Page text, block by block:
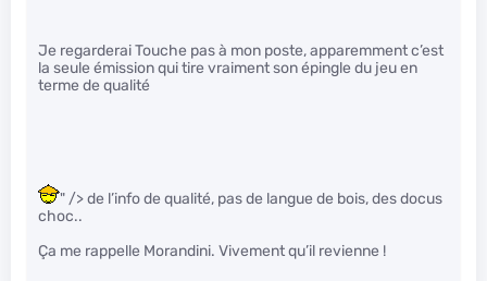
Je regarderai Touche pas à mon poste, apparemment c’est
la seule émission qui tire vraiment son épingle du jeu en
terme de qualité
" /> de l’info de qualité, pas de langue de bois, des docus
choc..
Ça me rappelle Morandini. Vivement qu’il revienne !